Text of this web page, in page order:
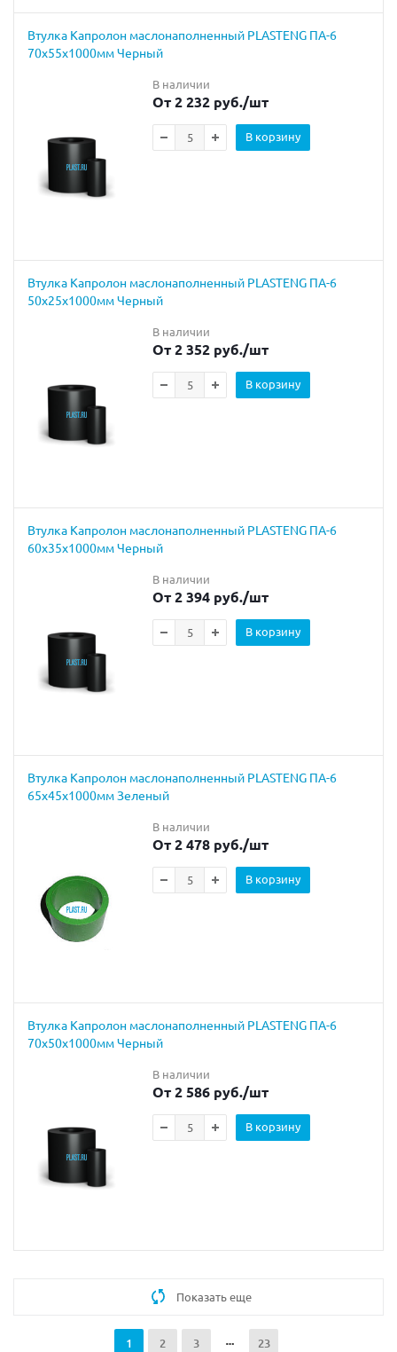
Втулка Капролон маслонаполненный PLASTENG ПА-6
70х55х1000мм Черный
В наличии
От 2 232 руб./шт
В корзину
Втулка Капролон маслонаполненный PLASTENG ПА-6
50х25х1000мм Черный
В наличии
От 2 352 руб./шт
В корзину
Втулка Капролон маслонаполненный PLASTENG ПА-6
60х35х1000мм Черный
В наличии
От 2 394 руб./шт
В корзину
Втулка Капролон маслонаполненный PLASTENG ПА-6
65х45х1000мм Зеленый
В наличии
От 2 478 руб./шт
В корзину
Втулка Капролон маслонаполненный PLASTENG ПА-6
70х50х1000мм Черный
В наличии
От 2 586 руб./шт
В корзину
Показать еще
1 2 3 23